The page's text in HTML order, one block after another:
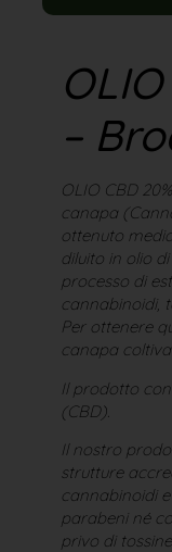
–
OLIO CBD
canapa
ottenuto
diluito in olio
processo di
cannabinoidi,
Per ottenere
canapa
Il prodotto
(CBD).
Il nostro
strutture
cannabinoidi
parabeni né
privo di